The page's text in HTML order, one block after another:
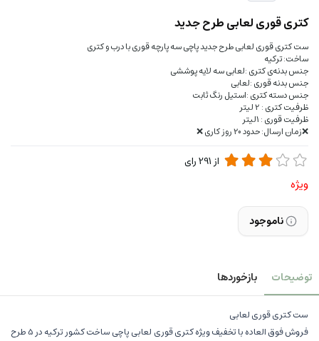
کتری قوری لعابی طرح جدید
ست کتری قوری لعابی طرح جدید پاچی سه پارچه قوری با درب و کتری
ساخت: ترکیه
جنس بدنه‌ی کتری :لعابی سه لایه پوششی
جنس بدنه قوری :لعابی
جنس دسته کتری :استیل رنگ ثابت
ظرفیت کتری : 2 لیتر
ظرفیت قوری : 1لیتر
❌زمان ارسال: حدود 20 روز کاری ❌
از291رای
ویژه
ناموجود
توضیحات بازخوردها
ست کتری قوری لعابی
فروش فوق العاده با تخفیف ویژه کتری قوری لعابی پاچی ساخت کشور ترکیه در 5 طرح